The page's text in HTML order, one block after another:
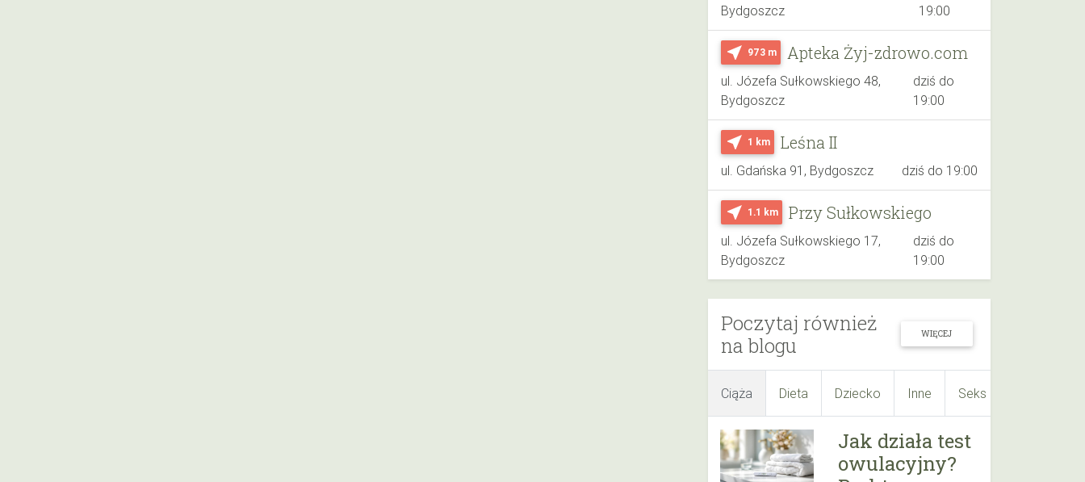
Bydgoszcz
19:00
near_me 973 m Apteka Żyj-zdrowo.com
ul. Józefa Sułkowskiego 48,
Bydgoszcz
dziś do
19:00
near_me 1 km Leśna II
ul. Gdańska 91, Bydgoszcz dziś do 19:00
near_me 1.1 km Przy Sułkowskiego
ul. Józefa Sułkowskiego 17,
Bydgoszcz
dziś do
19:00
Poczytaj również
na blogu
WIĘCEJ
Ciąża Dieta Dziecko Inne Seks
Jak działa test
owulacyjny?